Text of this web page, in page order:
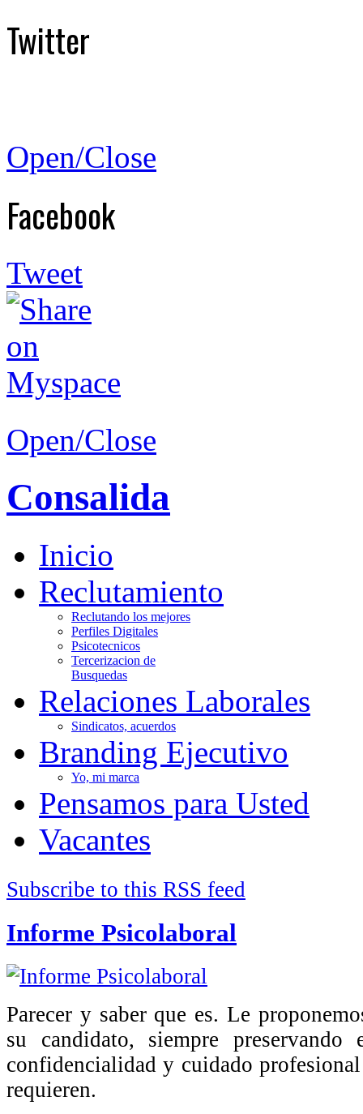
Twitter
Open/Close
Facebook
Tweet
Open/Close
Consalida
Inicio
Reclutamiento
Reclutando los mejores
Perfiles Digitales
Psicotecnicos
Tercerizacion de
Busquedas
Relaciones Laborales
Sindicatos, acuerdos
Branding Ejecutivo
Yo, mi marca
Pensamos para Usted
Vacantes
Subscribe to this RSS feed
Informe Psicolaboral
Parecer y saber que es. Le
su candidato, siempre
confidencialidad y cuidado
requieren.